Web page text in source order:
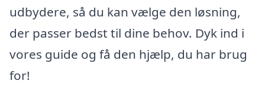
udbydere, så du kan vælge den løsning,
der passer bedst til dine behov. Dyk ind i
vores guide og få den hjælp, du har brug
for!